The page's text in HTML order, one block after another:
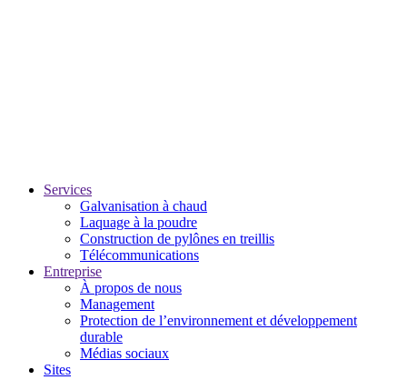
Services
Galvanisation à chaud
Laquage à la poudre
Construction de pylônes en treillis
Télécommunications
Entreprise
À propos de nous
Management
Protection de l’environnement et développement
durable
Médias sociaux
Sites